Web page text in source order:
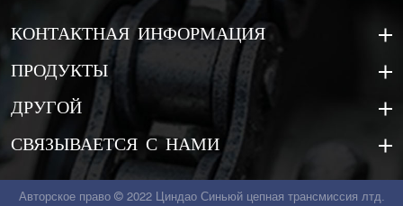
КОНТАКТНАЯ ИНФОРМАЦИЯ
ПРОДУКТЫ
ДРУГОЙ
СВЯЗЫВАЕТСЯ С НАМИ
Авторское право © 2022 Циндао Синьюй цепная трансмиссия лтд.